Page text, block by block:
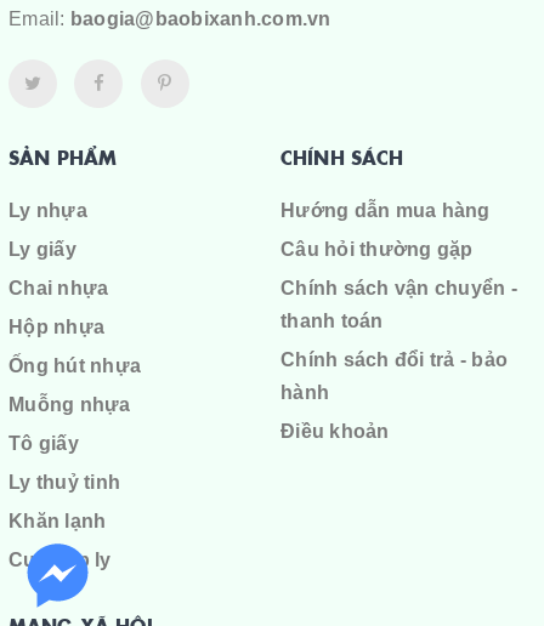
Email: baogia@baobixanh.com.vn
SẢN PHẨM
Ly nhựa
Ly giấy
Chai nhựa
Hộp nhựa
Ống hút nhựa
Muỗng nhựa
Tô giấy
Ly thuỷ tinh
Khăn lạnh
Cuộn ép ly
CHÍNH SÁCH
Hướng dẫn mua hàng
Câu hỏi thường gặp
Chính sách vận chuyển -
thanh toán
Chính sách đổi trả - bảo
hành
Điều khoản